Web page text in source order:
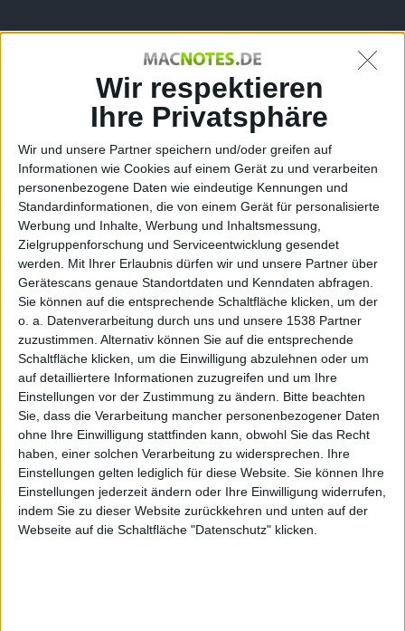
Wir respektieren
Ihre Privatsphäre
Wir und unsere Partner speichern und/oder greifen auf
Informationen wie Cookies auf einem Gerät zu und verarbeiten
personenbezogene Daten wie eindeutige Kennungen und
Standardinformationen, die von einem Gerät für personalisierte
Werbung und Inhalte, Werbung und Inhaltsmessung,
Zielgruppenforschung und Serviceentwicklung gesendet
werden.
Mit Ihrer Erlaubnis dürfen wir und unsere Partner über
Gerätescans genaue Standortdaten und Kenndaten abfragen.
Sie können auf die entsprechende Schaltfläche klicken, um der
o. a. Datenverarbeitung durch uns und unsere 1538 Partner
zuzustimmen. Alternativ können Sie auf die entsprechende
Schaltfläche klicken, um die Einwilligung abzulehnen oder um
auf detailliertere Informationen zuzugreifen und um Ihre
Einstellungen vor der Zustimmung zu ändern.
Bitte beachten
Sie, dass die Verarbeitung mancher personenbezogener Daten
ohne Ihre Einwilligung stattfinden kann, obwohl Sie das Recht
haben, einer solchen Verarbeitung zu widersprechen. Ihre
Einstellungen gelten lediglich für diese Website. Sie können Ihre
Einstellungen jederzeit ändern oder Ihre Einwilligung widerrufen,
indem Sie zu dieser Website zurückkehren und unten auf der
Webseite auf die Schaltfläche "Datenschutz" klicken.
dOS
15